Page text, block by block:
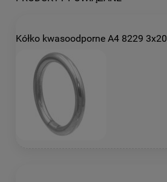
Kółko kwasoodporne A4 8229 3x20